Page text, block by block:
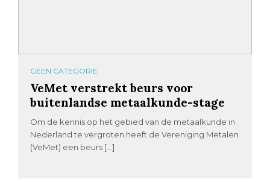
GEEN CATEGORIE
VeMet verstrekt beurs voor
buitenlandse metaalkunde-stage
Om de kennis op het gebied van de metaalkunde in
Nederland te vergroten heeft de Vereniging Metalen
(VeMet) een beurs […]